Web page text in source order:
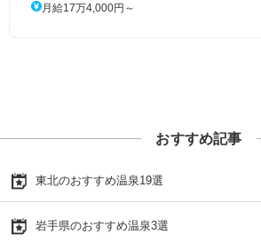
月給17万4,000円～
おすすめ記事
東北のおすすめ温泉19選
岩手県のおすすめ温泉3選